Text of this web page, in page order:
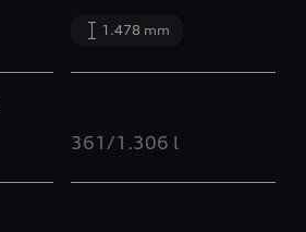
1.478 mm
361/1.306 l